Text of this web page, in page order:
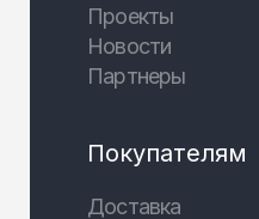
Проекты
Новости
Партнеры
Покупателям
Доставка